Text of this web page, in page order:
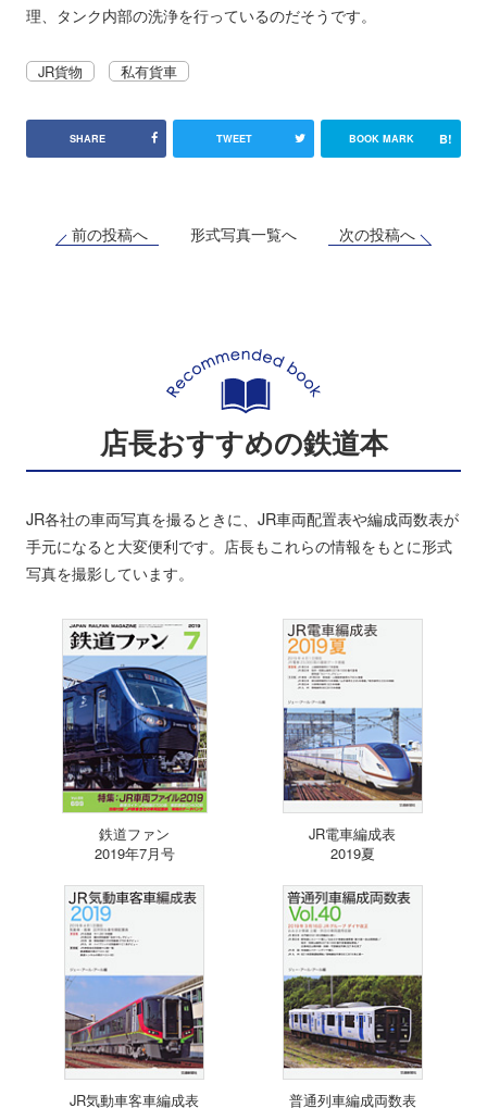
理、タンク内部の洗浄を行っているのだそうです。
JR貨物 私有貨車
SHARE TWEET BOOK MARK B!
前の投稿へ 形式写真一覧へ 次の投稿へ
店長おすすめの鉄道本
JR各社の車両写真を撮るときに、JR車両配置表や編成両数表が
手元になると大変便利です。店長もこれらの情報をもとに形式
写真を撮影しています。
鉄道ファン
2019年7月号
JR電車編成表
2019夏
JR気動車客車編成表 普通列車編成両数表